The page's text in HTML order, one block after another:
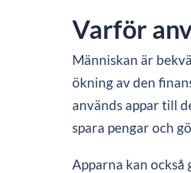
Varför
Människan är
ökning av den
används appar till
spara pengar och
Apparna kan också